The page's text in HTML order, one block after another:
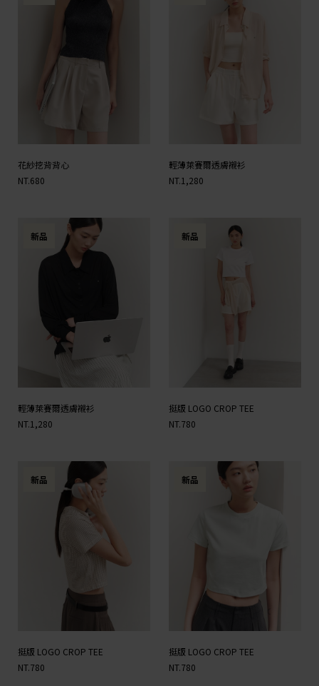
花紗挖背背心
NT.680
輕薄萊賽爾透膚襯衫
NT.1,280
新品
輕薄萊賽爾透膚襯衫
NT.1,280
新品
挺版 LOGO CROP TEE
NT.780
新品
挺版 LOGO CROP TEE
NT.780
新品
挺版 LOGO CROP TEE
NT.780